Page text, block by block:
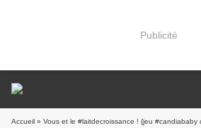
Publicité
Accueil » Vous et le #laitdecroissance ! {jeu #candiababy